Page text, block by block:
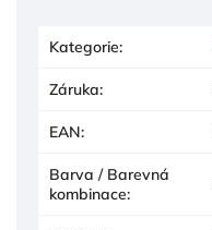
Kategorie:
Záruka:
EAN:
Barva / Barevná
kombinace: